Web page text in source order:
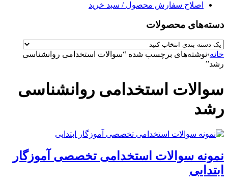
اصلاح سفارش محصول / سبد خرید
دسته‌های محصولات
خانه›نوشته‌های برچسب شده “سوالات استخدامی روانشناسی
رشد”
سوالات استخدامی روانشناسی
رشد
نمونه سوالات استخدامی تخصصی آموزگار
ابتدایی